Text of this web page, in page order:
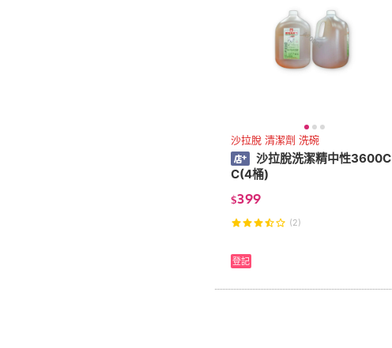
沙拉脫 清潔劑 洗碗
沙拉脫洗潔精中性3600C
C(4桶)
$399
(2)
登記